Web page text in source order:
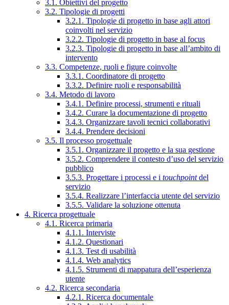
3.1. Obiettivi del progetto
3.2. Tipologie di progetti
3.2.1. Tipologie di progetto in base agli attori
coinvolti nel servizio
3.2.2. Tipologie di progetto in base al focus
3.2.3. Tipologie di progetto in base all’ambito di
intervento
3.3. Competenze, ruoli e figure coinvolte
3.3.1. Coordinatore di progetto
3.3.2. Definire ruoli e responsabilità
3.4. Metodo di lavoro
3.4.1. Definire processi, strumenti e rituali
3.4.2. Curare la documentazione di progetto
3.4.3. Organizzare tavoli tecnici collaborativi
3.4.4. Prendere decisioni
3.5. Il processo progettuale
3.5.1. Organizzare il progetto e la sua gestione
3.5.2. Comprendere il contesto d’uso del servizio
pubblico
3.5.3. Progettare i processi e i touchpointdel
servizio
3.5.4. Realizzare l’interfaccia utente del servizio
3.5.5. Validare la soluzione ottenuta
4. Ricerca progettuale
4.1. Ricerca primaria
4.1.1. Interviste
4.1.2. Questionari
4.1.3. Test di usabilità
4.1.4. Web analytics
4.1.5. Strumenti di mappatura dell’esperienza
utente
4.2. Ricerca secondaria
4.2.1. Ricerca documentale